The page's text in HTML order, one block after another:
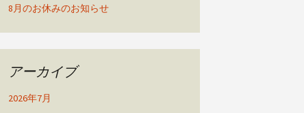
8月のお休みのお知らせ
アーカイブ
2026年7月